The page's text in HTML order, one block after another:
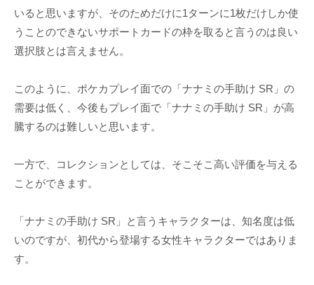
いると思いますが、そのためだけに1ターンに1枚だけしか使
うことのできないサポートカードの枠を取ると言うのは良い
選択肢とは言えません。
このように、ポケカプレイ面での「ナナミの手助け SR」の
需要は低く、今後もプレイ面で「ナナミの手助け SR」が高
騰するのは難しいと思います。
一方で、コレクションとしては、そこそこ高い評価を与える
ことができます。
「ナナミの手助け SR」と言うキャラクターは、知名度は低
いのですが、初代から登場する女性キャラクターではありま
す。